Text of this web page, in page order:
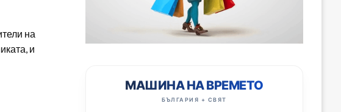
на
и
МАШИНА НА ВРЕМЕТО
БЪЛГАРИЯ + СВЯТ